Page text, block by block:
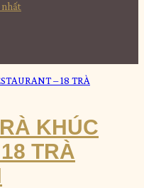
KHÚC
TRÀ